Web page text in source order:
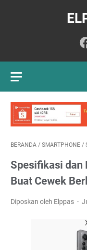
BERANDA / SMARTPHONE /
Spesifikasi dan
Buat Cewek
Diposkan oleh Elppas